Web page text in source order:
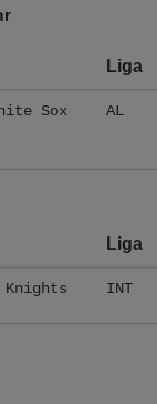
Liga
Sox AL
Liga
INT